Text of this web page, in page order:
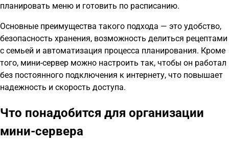
планировать меню и готовить по расписанию.
Основные преимущества такого подхода — это удобство,
безопасность хранения, возможность делиться рецептами
с семьей и автоматизация процесса планирования. Кроме
того, мини-сервер можно настроить так, чтобы он работал
без постоянного подключения к интернету, что повышает
надежность и скорость доступа.
Что понадобится для организации
мини-сервера